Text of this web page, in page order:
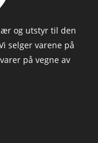
og utstyr til den
selger varene på
på vegne av